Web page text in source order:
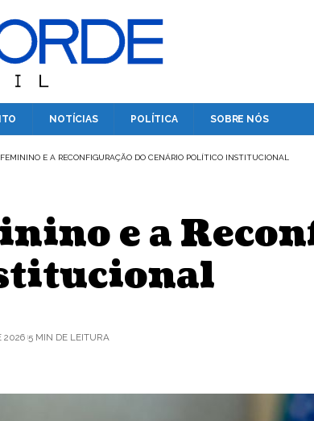
NOTÍCIAS POLÍTICA SOBRE NÓS
E A RECONFIGURAÇÃO DO CENÁRIO POLÍTICO INSTITUCIONAL
e a
2026 5 MIN DE LEITURA